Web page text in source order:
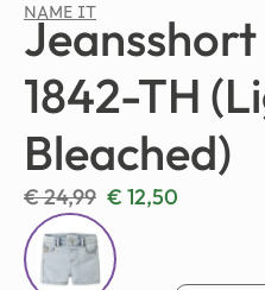
NAME IT
1842-TH
Bleached)
€24,99 € 12,50